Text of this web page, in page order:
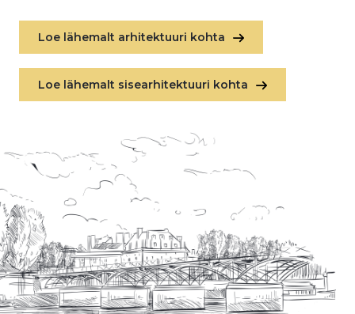
Loe lähemalt arhitektuuri kohta
Loe lähemalt sisearhitektuuri kohta